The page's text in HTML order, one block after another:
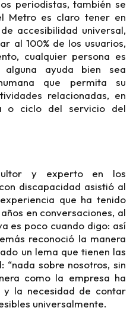
periodistas, también se
Metro es claro tener en
accesibilidad universal,
al 100% de los usuarios,
cualquier persona es
alguna ayuda bien sea
que permita su
relacionadas, en
o ciclo del servicio del
y experto en los
discapacidad asistió al
que ha tenido
en conversaciones, al
es poco cuando digo: así
reconoció la manera
un lema que tienen las
“nada sobre nosotros, sin
como la empresa ha
y la necesidad de contar
universalmente.